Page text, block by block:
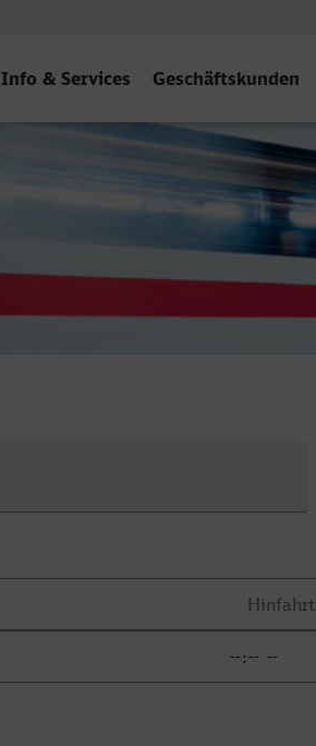
Info & Services Geschäftskunden
Gladbach